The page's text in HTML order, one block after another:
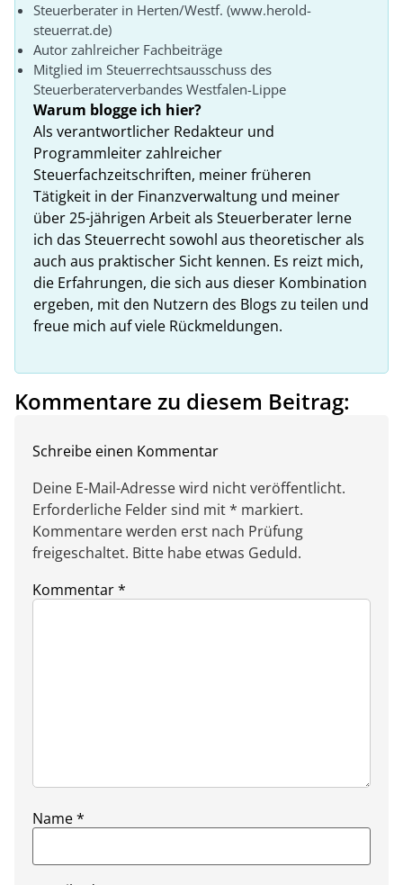
Steuerberater in Herten/Westf. (www.herold-
steuerrat.de)
Autor zahlreicher Fachbeiträge
Mitglied im Steuerrechtsausschuss des
Steuerberaterverbandes Westfalen-Lippe
Warum blogge ich hier?
Als verantwortlicher Redakteur und
Programmleiter zahlreicher
Steuerfachzeitschriften, meiner früheren
Tätigkeit in der Finanzverwaltung und meiner
über 25-jährigen Arbeit als Steuerberater lerne
ich das Steuerrecht sowohl aus theoretischer als
auch aus praktischer Sicht kennen. Es reizt mich,
die Erfahrungen, die sich aus dieser Kombination
ergeben, mit den Nutzern des Blogs zu teilen und
freue mich auf viele Rückmeldungen.
Kommentare zu diesem Beitrag:
Schreibe einen Kommentar
Deine E-Mail-Adresse wird nicht veröffentlicht.
Erforderliche Felder sind mit * markiert.
Kommentare werden erst nach Prüfung
freigeschaltet. Bitte habe etwas Geduld.
Kommentar*
Name*